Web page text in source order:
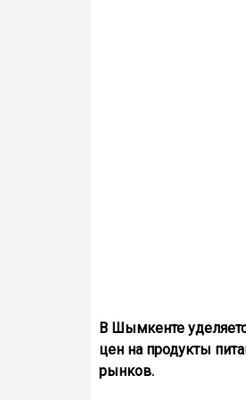
В Шымкенте
цен на продукты
рынков.